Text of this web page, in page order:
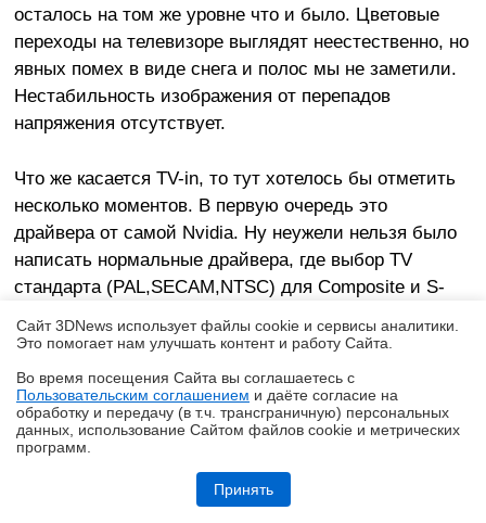
Обзор и тестирование неттопа MSI PRO DP10 A14MG: маленький, но
осталось на том же уровне что и было. Цветовые
переходы на телевизоре выглядят неестественно, но
явных помех в виде снега и полос мы не заметили.
Нестабильность изображения от перепадов
напряжения отсутствует.
Что же касается TV-in, то тут хотелось бы отметить
несколько моментов. В первую очередь это
драйвера от самой Nvidia. Ну неужели нельзя было
написать нормальные драйвера, где выбор TV
стандарта (PAL,SECAM,NTSC) для Composite и S-
чтобы переключить TV стандарт, около компьютера
надо совершить шаманский танец с бубном и
запеванием запрещенных песен.
Сайт 3DNews использует файлы cookie и сервисы аналитики.
Это помогает нам улучшать контент и работу Cайта.
Во время посещения Cайта вы соглашаетесь с
Пользовательским соглашением и даёте согласие на
обработку и передачу (в т.ч. трансграничную) персональных
данных, использование Cайтом файлов cookie и метрических
программ.
Принять